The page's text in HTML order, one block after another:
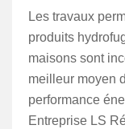
Les travaux
produits
maisons sont
meilleur moyen
performance
Entreprise LS